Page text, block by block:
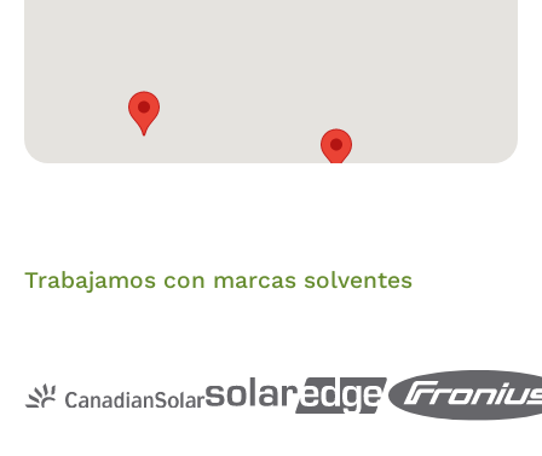
Trabajamos con marcas solventes